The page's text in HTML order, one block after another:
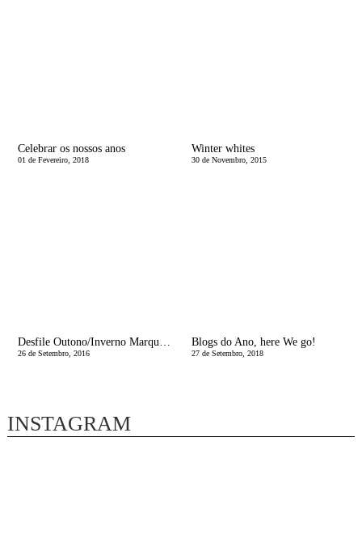
Celebrar os nossos anos
01 de Fevereiro, 2018
Winter whites
30 de Novembro, 2015
Desfile Outono/Inverno Marques Soares
26 de Setembro, 2016
Blogs do Ano, here We go!
27 de Setembro, 2018
INSTAGRAM